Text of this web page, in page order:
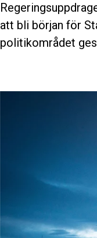
att bli början för
politikområdet